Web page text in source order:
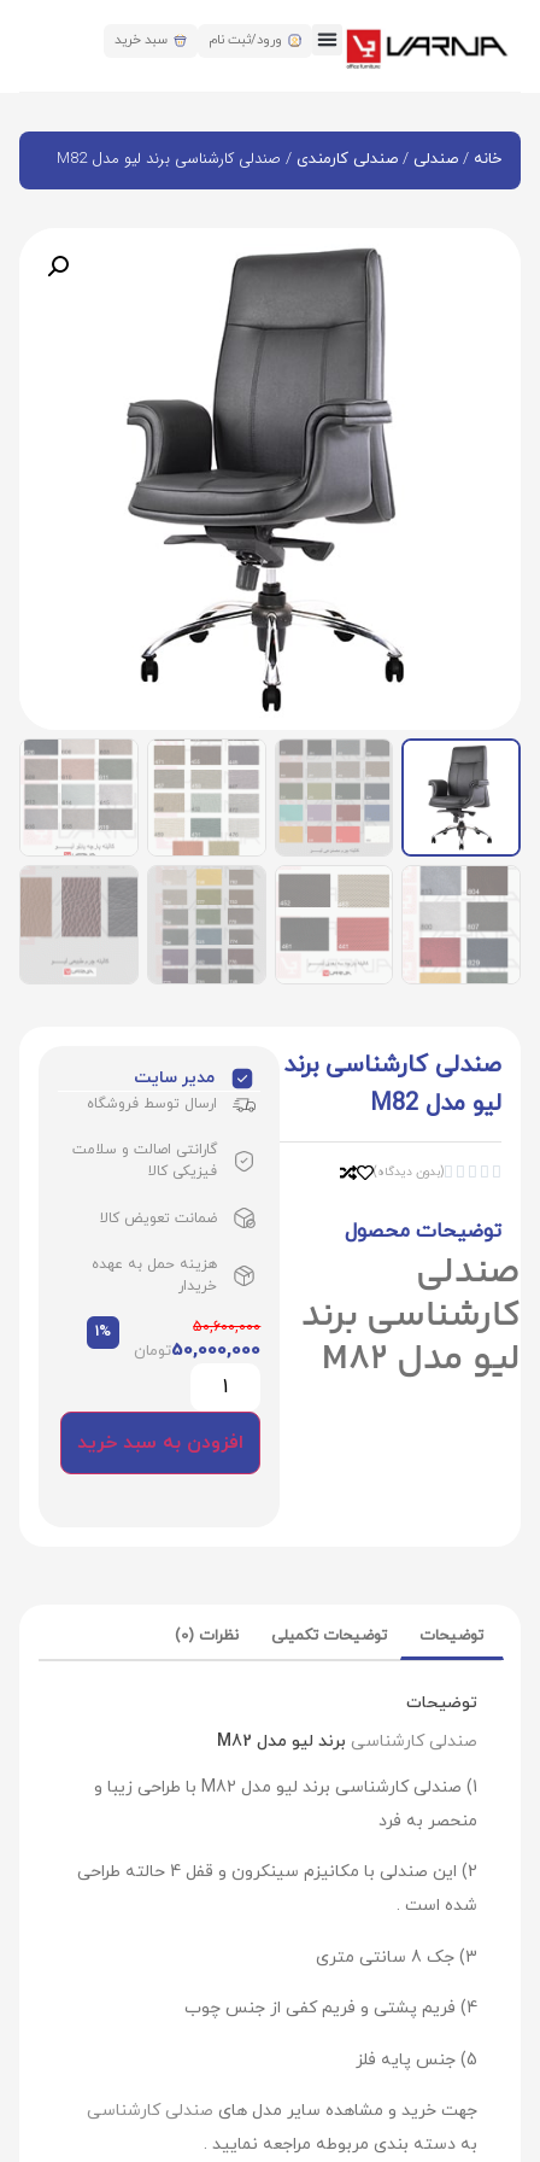
ورود/ثبت نام سبد خرید
خانه / صندلی / صندلی کارمندی / صندلی کارشناسی برند لیو مدل M82
صندلی کارشناسی برند
لیو مدل M82




(بدون دیدگاه)
توضیحات محصول
صندلی
کارشناسی برند
لیو مدل M82
مدیر سایت
ارسال توسط فروشگاه
گارانتی اصالت و سلامت
فیزیکی کالا
ضمانت تعویض کالا
هزینه حمل به عهده
خریدار
50,600,000
50,000,000تومان
1%
افزودن به سبد خرید
توضیحات توضیحات تکمیلی نظرات (0)
توضیحات
صندلی کارشناسی برند لیو مدل M82
1) صندلی کارشناسی برند لیو مدل M82 با طراحی زیبا و
منحصر به فرد
2) این صندلی با مکانیزم سینکرون و قفل 4 حالته طراحی
شده است .
3) جک 8 سانتی متری
4) فریم پشتی و فریم کفی از جنس چوب
5) جنس پایه فلز
جهت خرید و مشاهده سایر مدل های صندلی کارشناسی
به دسته بندی مربوطه مراجعه نمایید .